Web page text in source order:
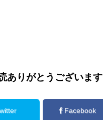
ありがとうございます
Facebook